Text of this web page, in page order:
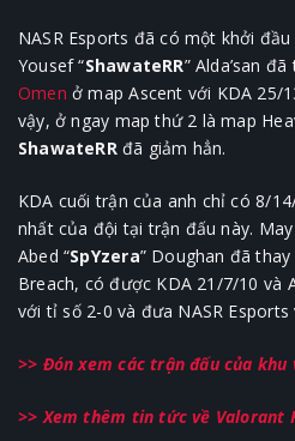
NASR Esports đã có một khởi
Yousef “ShawateRR” Alda’san
Omen ở map Ascent với KDA 25/
vậy, ở ngay map thứ 2 là map
ShawateRRđã giảm hẳn.
KDA cuối trận của anh chỉ có 8/
nhất của đội tại trận đấu này.
Abed “SpYzera” Doughan đã
Breach, có được KDA 21/7/10 và
với tỉ số 2-0 và đưa NASR
>> Đón xem các trận đấu của
>> Xem thêm tin tức về Valorant